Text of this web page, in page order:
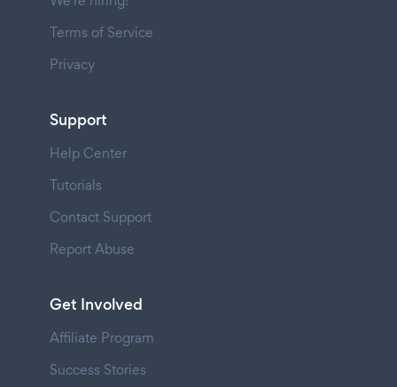
Terms of Service
Privacy
Support
Help Center
Tutorials
Contact Support
Report Abuse
Get Involved
Affiliate Program
Success Stories